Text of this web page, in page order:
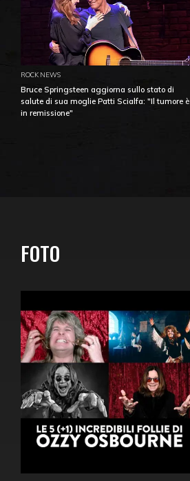
ROCK NEWS
Bruce Springsteen aggiorna sullo stato di
salute di sua moglie Patti Scialfa: "Il tumore è
in remissione"
FOTO